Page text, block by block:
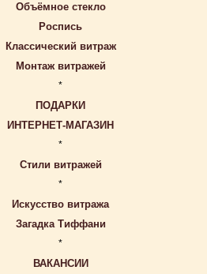
Объёмное стекло
Роспись
Классический витраж
Монтаж витражей
*
ПОДАРКИ
ИНТЕРНЕТ-МАГАЗИН
*
Стили витражей
*
Искусство витража
Загадка Тиффани
*
ВАКАНСИИ